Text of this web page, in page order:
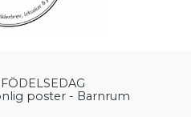
poster - Barnrum